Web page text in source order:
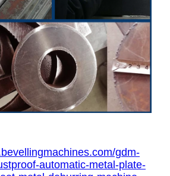
gdm-
automatic-metal-plate-